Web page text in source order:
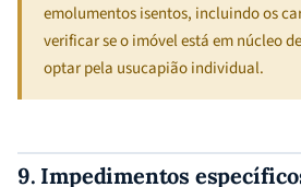
emolumentos isentos, incluindo os
verificar se o imóvel está em núcleo
optar pela usucapião individual.
9. Impedimentos